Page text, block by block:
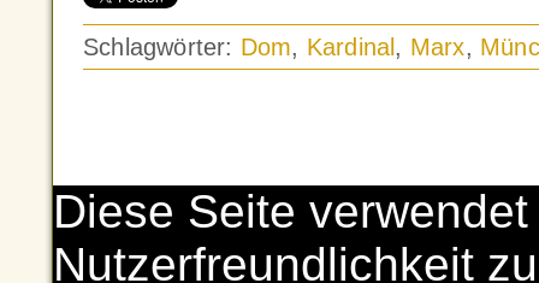
Schlagwörter: Dom, Kardinal , Marx,
Diese Seite
Nutzerfreundlichkeit